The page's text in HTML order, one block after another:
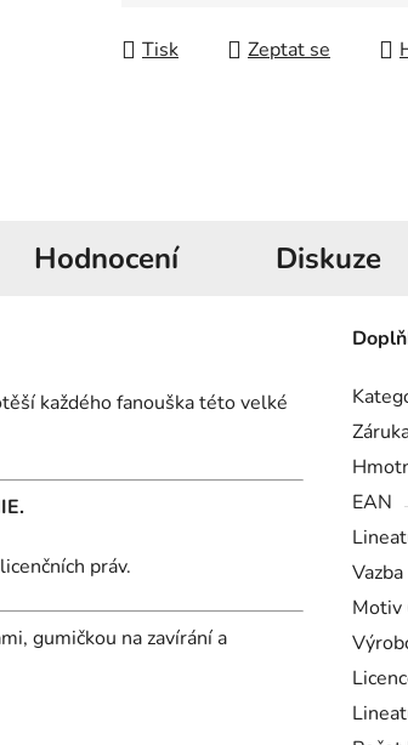
Tisk Zeptat se
Hodnocení Diskuze
každého fanouška této velké
práv.
gumičkou na zavírání a
EAN
Vazba
Motiv